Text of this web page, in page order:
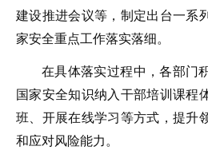
建设推进会议等，制定出台一系
家安全重点工作落实落细。
在具体落实过程中，各部门
国家安全知识纳入干部培训课程
班、开展在线学习等方式，提升
和应对风险能力。